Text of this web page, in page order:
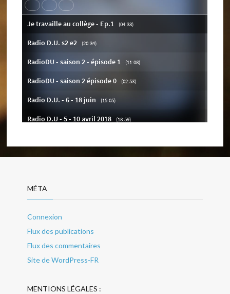
MÉTA
Connexion
Flux des publications
Flux des commentaires
Site de WordPress-FR
MENTIONS LÉGALES :